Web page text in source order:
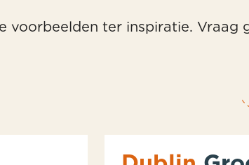
voorbeelden ter inspiratie.